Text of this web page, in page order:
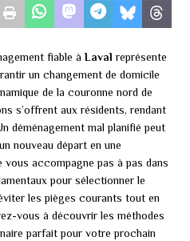
fiable àLaval représente
un changement de domicile
de la couronne nord de
s’offrent aux résidents, rendant
déménagement mal planifié peut
nouveau départ en une
accompagne pas à pas dans
pour sélectionner le
les pièges courants tout en
vous à découvrir les méthodes
parfait pour votre prochain